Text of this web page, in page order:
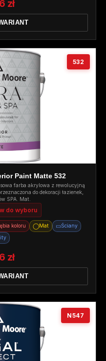
zł
532
Paint Matte 532
farba akrylowa z rewolucyjną
do dekoracji łazienek,
SPA. Mat.
do wyboru
koloru ◯Mat ▭Ściany
zł
N547